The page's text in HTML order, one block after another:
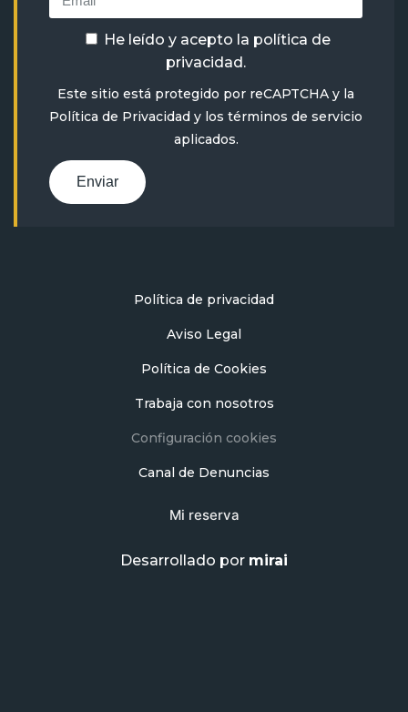
He leído y acepto la política de
privacidad.
Este sitio está protegido por reCAPTCHA y la
Política de Privacidad y los términos de servicio
aplicados.
Enviar
Política de privacidad
Aviso Legal
Política de Cookies
Trabaja con nosotros
Configuración cookies
Canal de Denuncias
Mi reserva
Desarrollado por mirai